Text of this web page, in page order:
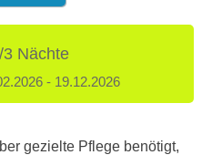
3 Nächte
- 19.12.2026
gezielte Pflege benötigt,